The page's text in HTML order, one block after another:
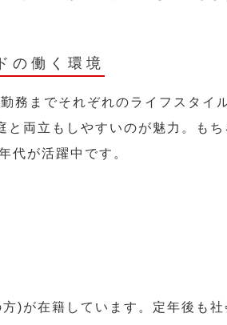
の働く環境
務までそれぞれのライフスタイ
両立もしやすいのが魅力。も
代が活躍中です。
)が在籍しています。定年後も